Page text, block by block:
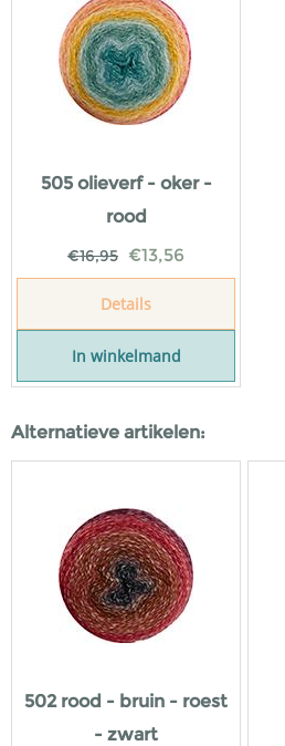
505 olieverf - oker -
rood
€16,95 €13,56
Details
In winkelmand
Alternatieve artikelen:
502 rood - bruin - roest
- zwart